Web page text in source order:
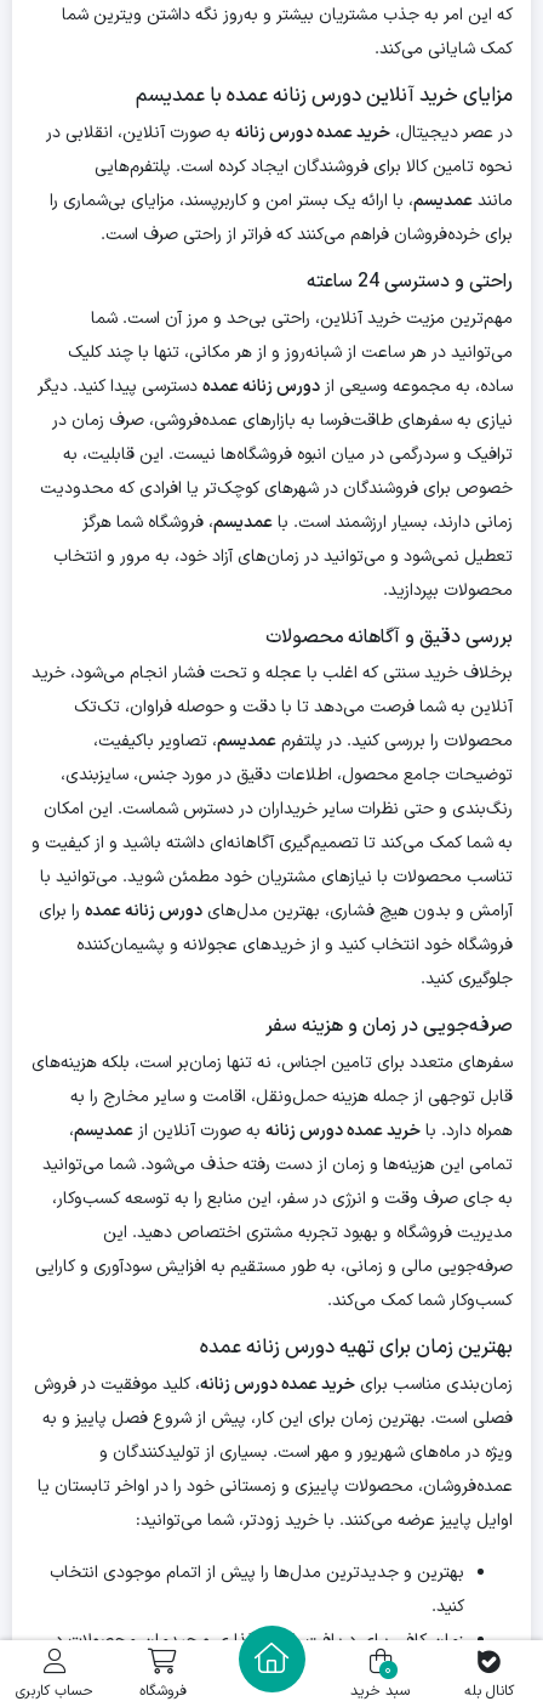
که این امر به جذب مشتریان بیشتر و به‌روز نگه داشتن ویترین شما
کمک شایانی می‌کند.
مزایای خرید آنلاین دورس زنانه عمده با عمدیسم
در عصر دیجیتال، خرید عمده دورس زنانه به صورت آنلاین، انقلابی در
نحوه تامین کالا برای فروشندگان ایجاد کرده است. پلتفرم‌هایی
مانندعمدیسم، با ارائه یک بستر امن و کاربرپسند، مزایای بی‌شماری را
برای خرده‌فروشان فراهم می‌کنند که فراتر از راحتی صرف است.
راحتی و دسترسی 24 ساعته
مهم‌ترین مزیت خرید آنلاین، راحتی بی‌حد و مرز آن است. شما
می‌توانید در هر ساعت از شبانه‌روز و از هر مکانی، تنها با چند کلیک
ساده، به مجموعه وسیعی از دورس زنانه عمدهدسترسی پیدا کنید. دیگر
نیازی به سفرهای طاقت‌فرسا به بازارهای عمده‌فروشی، صرف زمان در
ترافیک و سردرگمی در میان انبوه فروشگاه‌ها نیست. این قابلیت، به
خصوص برای فروشندگان در شهرهای کوچک‌تر یا افرادی که محدودیت
زمانی دارند، بسیار ارزشمند است. باعمدیسم، فروشگاه شما هرگز
تعطیل نمی‌شود و می‌توانید در زمان‌های آزاد خود، به مرور و انتخاب
محصولات بپردازید.
بررسی دقیق و آگاهانه محصولات
برخلاف خرید سنتی که اغلب با عجله و تحت فشار انجام می‌شود، خرید
آنلاین به شما فرصت می‌دهد تا با دقت و حوصله فراوان، تک‌تک
محصولات را بررسی کنید. در پلتفرمعمدیسم، تصاویر باکیفیت،
توضیحات جامع محصول، اطلاعات دقیق در مورد جنس، سایزبندی،
رنگ‌بندی و حتی نظرات سایر خریداران در دسترس شماست. این امکان
به شما کمک می‌کند تا تصمیم‌گیری آگاهانه‌ای داشته باشید و از کیفیت و
تناسب محصولات با نیازهای مشتریان خود مطمئن شوید. می‌توانید با
آرامش و بدون هیچ فشاری، بهترین مدل‌هایدورس زنانه عمده را برای
فروشگاه خود انتخاب کنید و از خریدهای عجولانه و پشیمان‌کننده
جلوگیری کنید.
صرفه‌جویی در زمان و هزینه سفر
سفرهای متعدد برای تامین اجناس، نه تنها زمان‌بر است، بلکه هزینه‌های
قابل توجهی از جمله هزینه حمل‌ونقل، اقامت و سایر مخارج را به
همراه دارد. باخرید عمده دورس زنانه به صورت آنلاین از عمدیسم،
تمامی این هزینه‌ها و زمان از دست رفته حذف می‌شود. شما می‌توانید
به جای صرف وقت و انرژی در سفر، این منابع را به توسعه کسب‌وکار،
مدیریت فروشگاه و بهبود تجربه مشتری اختصاص دهید. این
صرفه‌جویی مالی و زمانی، به طور مستقیم به افزایش سودآوری و کارایی
کسب‌وکار شما کمک می‌کند.
بهترین زمان برای تهیه دورس زنانه عمده
زمان‌بندی مناسب برایخرید عمده دورس زنانه، کلید موفقیت در فروش
فصلی است. بهترین زمان برای این کار، پیش از شروع فصل پاییز و به
ویژه در ماه‌های شهریور و مهر است. بسیاری از تولیدکنندگان و
عمده‌فروشان، محصولات پاییزی و زمستانی خود را در اواخر تابستان یا
اوایل پاییز عرضه می‌کنند. با خرید زودتر، شما می‌توانید:
بهترین و جدیدترین مدل‌ها را پیش از اتمام موجودی انتخاب
کنید.
زمان کافی برای دریافت، قیمت‌گذاری و چیدمان محصولات در
فروشگاه خود داشته باشید.
کانال بله
0
سبد خرید فروشگاه حساب کاربری